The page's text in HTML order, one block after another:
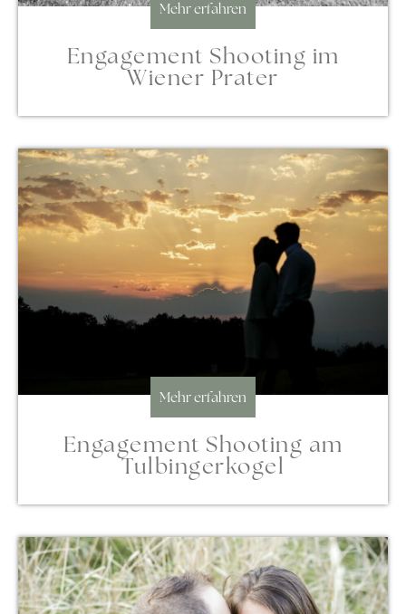
Mehr erfahren
Engagement Shooting im
Wiener Prater
Mehr erfahren
Engagement Shooting am
Tulbingerkogel